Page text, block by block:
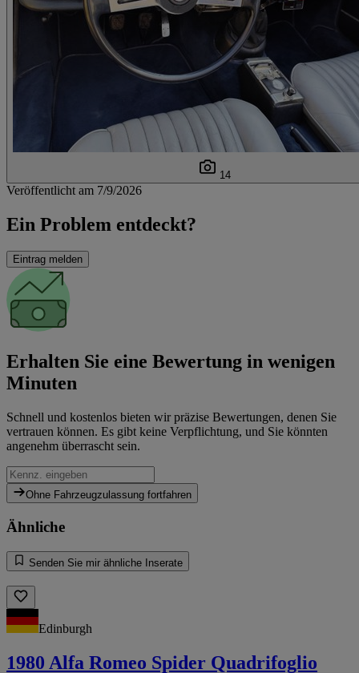
14
Veröffentlicht am 7/9/2026
Ein Problem entdeckt?
Eintrag melden
Erhalten Sie eine Bewertung in wenigen
Minuten
Schnell und kostenlos bieten wir präzise Bewertungen, denen Sie
vertrauen können. Es gibt keine Verpflichtung, und Sie könnten
angenehm überrascht sein.
Ohne Fahrzeugzulassung fortfahren
Ähnliche
Senden Sie mir ähnliche Inserate
Edinburgh
1980 Alfa Romeo Spider Quadrifoglio